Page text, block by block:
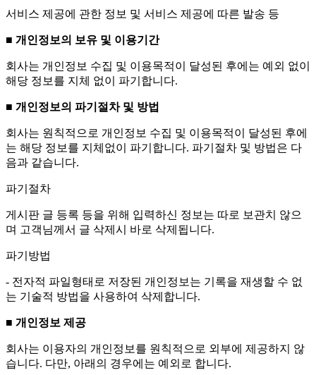
서비스 제공에 관한 정보 및 서비스 제공에 따른 발송 등
■ 개인정보의 보유 및 이용기간
회사는 개인정보 수집 및 이용목적이 달성된 후에는 예외 없이
해당 정보를 지체 없이 파기합니다.
■ 개인정보의 파기절차 및 방법
회사는 원칙적으로 개인정보 수집 및 이용목적이 달성된 후에
는 해당 정보를 지체없이 파기합니다. 파기절차 및 방법은 다
음과 같습니다.
파기절차
게시판 글 등록 등을 위해 입력하신 정보는 따로 보관치 않으
며 고객님께서 글 삭제시 바로 삭제됩니다.
파기방법
- 전자적 파일형태로 저장된 개인정보는 기록을 재생할 수 없
는 기술적 방법을 사용하여 삭제합니다.
■ 개인정보 제공
회사는 이용자의 개인정보를 원칙적으로 외부에 제공하지 않
습니다. 다만, 아래의 경우에는 예외로 합니다.